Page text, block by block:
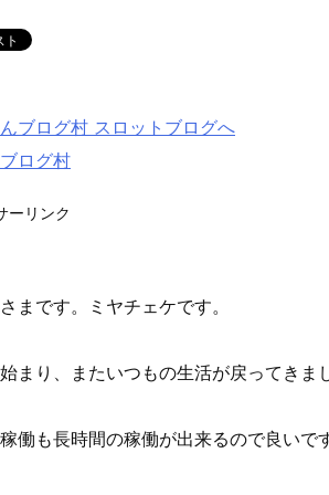
ログ村
ーリンク
まです。ミヤチェケです。
まり、またいつもの生活が戻ってきま
働も長時間の稼働が出来るので良いで